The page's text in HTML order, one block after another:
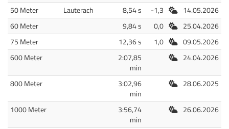
50 Meter
Lauterach 8,54 s -1,3 Freiluft
14.05.2026
60 Meter
9,84 s 0,0 Freiluft
25.04.2026
75 Meter
12,36 s 1,0 Freiluft
09.05.2026
600 Meter
2:07,85
min
Freiluft
24.04.2026
800 Meter
3:02,96
min
Freiluft
28.06.2025
1000 Meter
3:56,74
min
Freiluft
26.06.2026